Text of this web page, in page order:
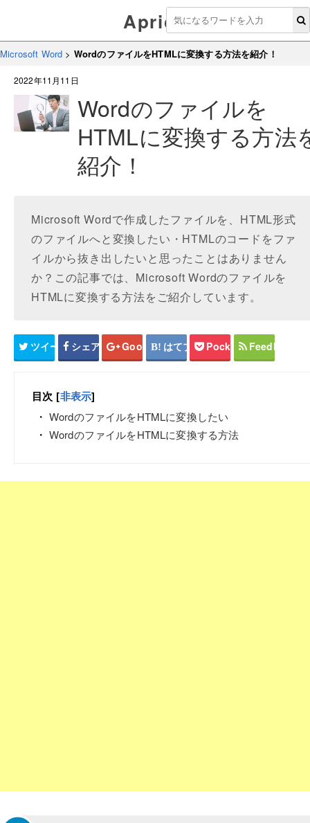
Aprico
Microsoft Word > WordのファイルをHTMLに変換する方法を紹介！
2022年11月11日
Wordのファイルを
HTMLに変換する方法
紹介！
Microsoft Wordで作成したファイルを、HTML形式
のファイルへと変換したい・HTMLのコードをファ
イルから抜き出したいと思ったことはありません
か？この記事では、Microsoft Wordのファイルを
HTMLに変換する方法をご紹介しています。
ツイート シェア Google+ はてブ Pocket Feedly
目次 [非表示]
WordのファイルをHTMLに変換したい
WordのファイルをHTMLに変換する方法